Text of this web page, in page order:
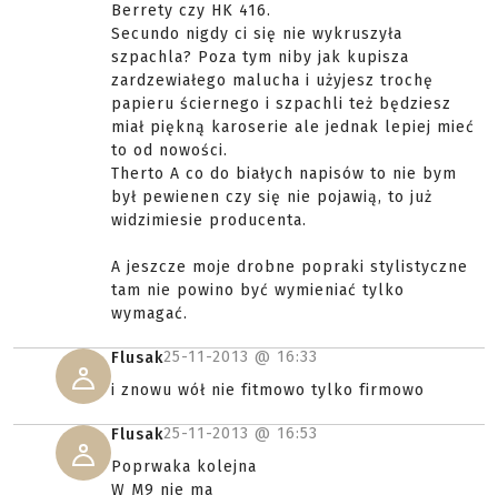
Berrety czy HK 416.
Secundo nigdy ci się nie wykruszyła
szpachla? Poza tym niby jak kupisza
zardzewiałego malucha i użyjesz trochę
papieru ściernego i szpachli też będziesz
miał piękną karoserie ale jednak lepiej mieć
to od nowości.
Therto A co do białych napisów to nie bym
był pewienen czy się nie pojawią, to już
widzimiesie producenta.
A jeszcze moje drobne popraki stylistyczne
tam nie powino być wymieniać tylko
wymagać.
Flusak25-11-2013 @ 16:33
i znowu wół nie fitmowo tylko firmowo
Flusak25-11-2013 @ 16:53
Poprwaka kolejna
W M9 nie ma